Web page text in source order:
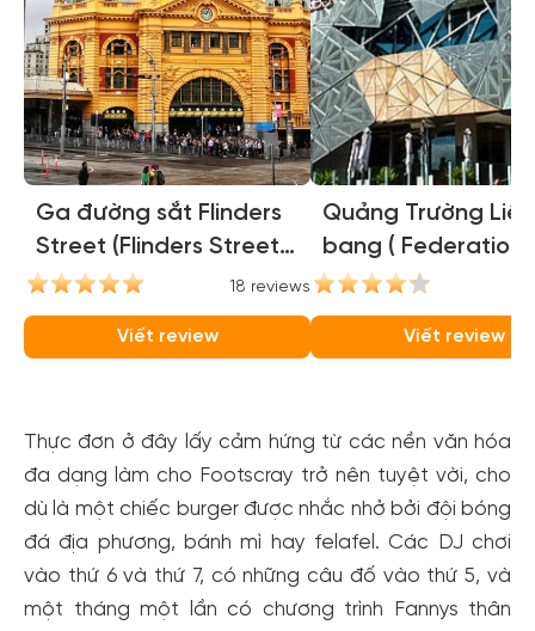
Ga đường sắt Flinders
Street (Flinders Street
Station)
18 reviews
Viết review
Quảng Trường Liên
bang ( Federation
Square )
Viết review
Thực đơn ở đây lấy cảm hứng từ các nền văn hóa
đa dạng làm cho Footscray trở nên tuyệt vời, cho
dù là một chiếc burger được nhắc nhở bởi đội bóng
đá địa phương, bánh mì hay felafel. Các DJ chơi
vào thứ 6 và thứ 7, có những câu đố vào thứ 5, và
một tháng một lần có chương trình Fannys thân